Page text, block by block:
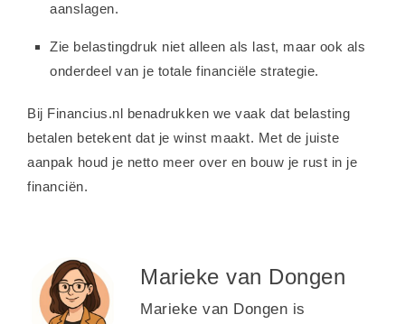
aanslagen.
Zie belastingdruk niet alleen als last, maar ook als
onderdeel van je totale financiële strategie.
Bij Financius.nl benadrukken we vaak dat belasting
betalen betekent dat je winst maakt. Met de juiste
aanpak houd je netto meer over en bouw je rust in je
financiën.
Marieke van Dongen
Marieke van Dongen is